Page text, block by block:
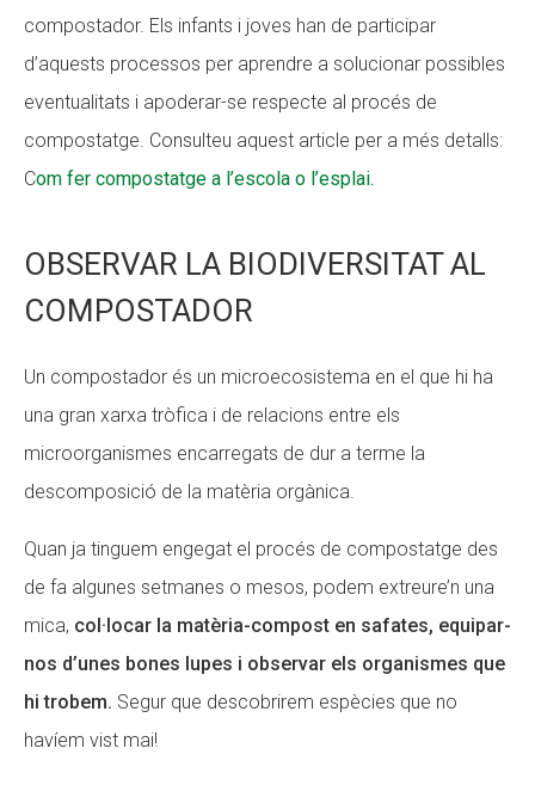
compostador. Els infants i joves han de participar
d’aquests processos per aprendre a solucionar possibles
eventualitats i apoderar-se respecte al procés de
compostatge. Consulteu aquest article per a més detalls:
Com fer compostatge a l’escola o l’esplai.
OBSERVAR LA BIODIVERSITAT AL
COMPOSTADOR
Un compostador és un microecosistema en el que hi ha
una gran xarxa tròfica i de relacions entre els
microorganismes encarregats de dur a terme la
descomposició de la matèria orgànica.
Quan ja tinguem engegat el procés de compostatge des
de fa algunes setmanes o mesos, podem extreure’n una
mica, col·locar la matèria-compost en safates, equipar-
nos d’unes bones lupes i observar els organismes que
hi trobem. Segur que descobrirem espècies que no
havíem vist mai!